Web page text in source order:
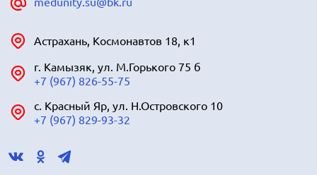
Астрахань, Космонавтов 18, к1
г. Камызяк, ул. М.Горького 75 б
+7 (967) 826-55-75
с. Красный Яр, ул. Н.Островского 10
+7 (967) 829-93-32